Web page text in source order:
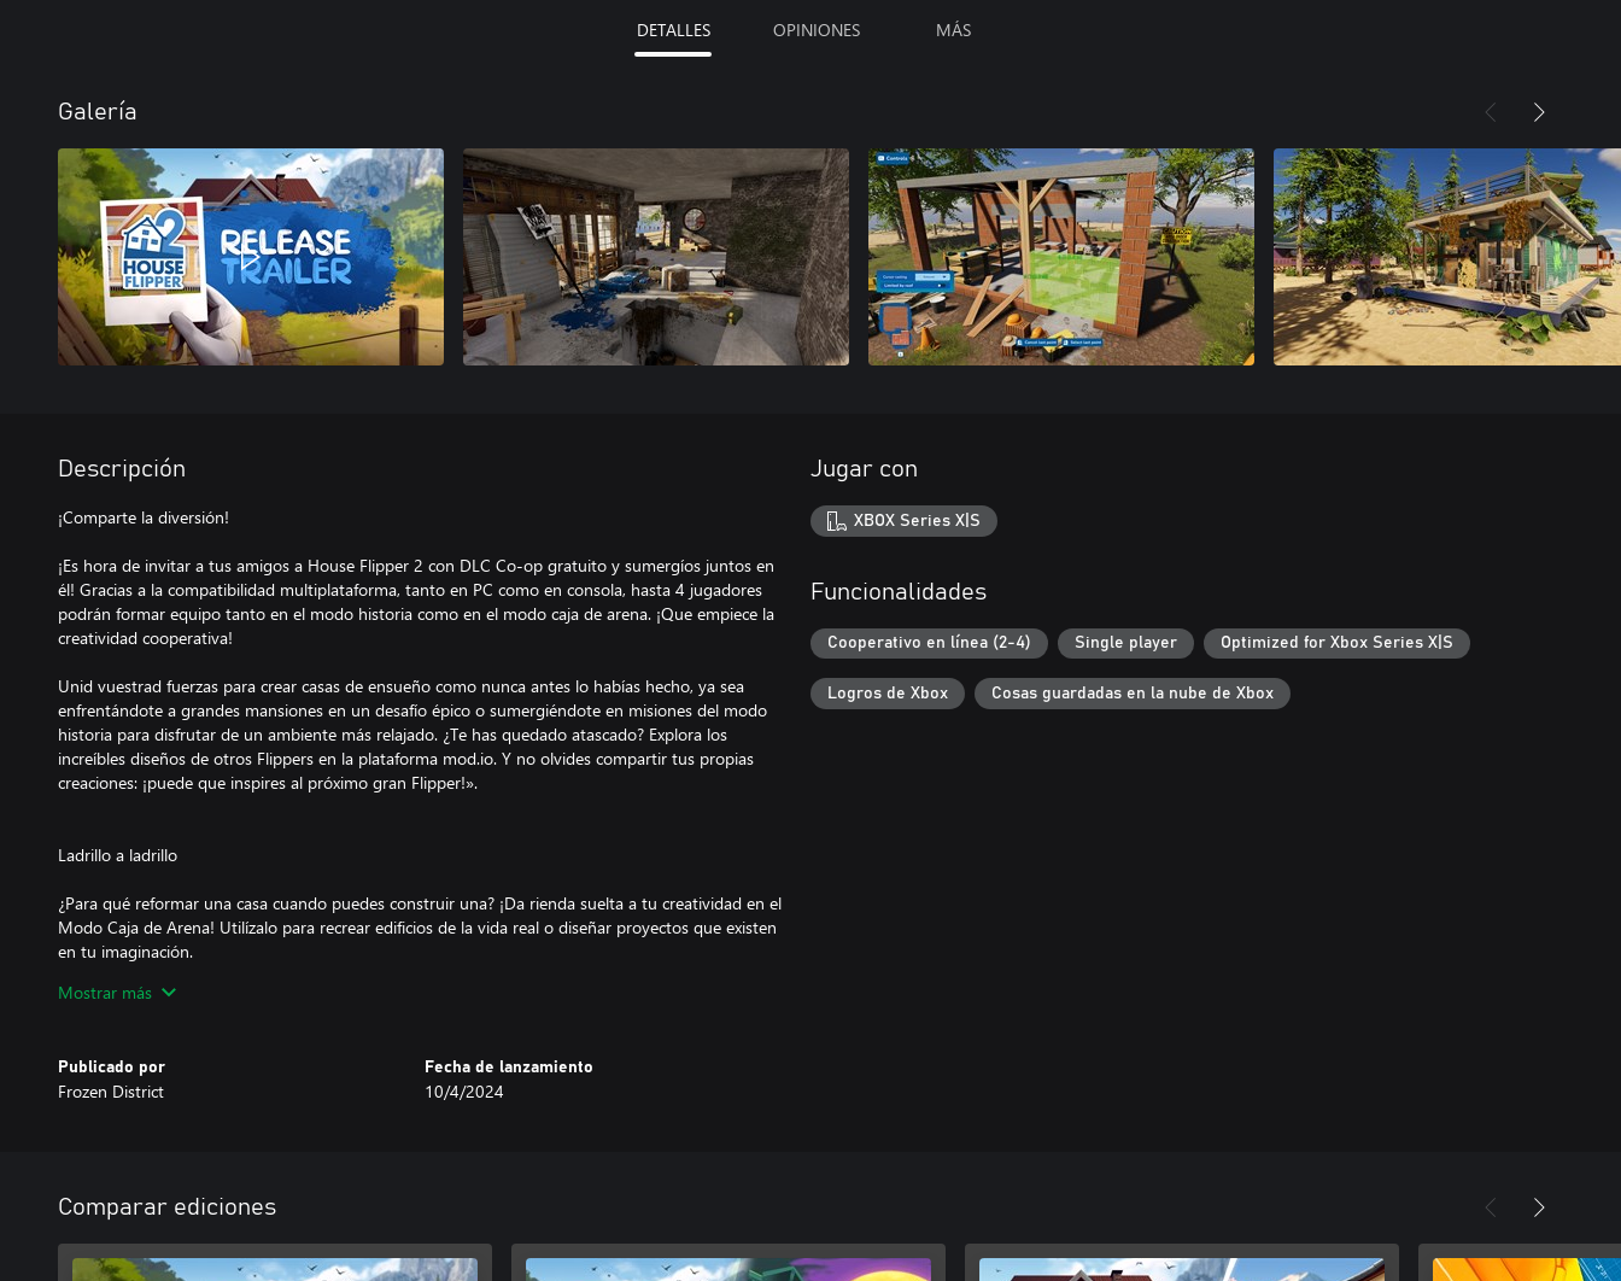
DETALLES OPINIONES MÁS
Galería
Descripción
¡Comparte la diversión!
¡Es hora de invitar a tus amigos a House Flipper 2 con DLC Co-op gratuito y sumergíos juntos en
él! Gracias a la compatibilidad multiplataforma, tanto en PC como en consola, hasta 4 jugadores
podrán formar equipo tanto en el modo historia como en el modo caja de arena. ¡Que empiece la
creatividad cooperativa!
Unid vuestrad fuerzas para crear casas de ensueño como nunca antes lo habías hecho, ya sea
enfrentándote a grandes mansiones en un desafío épico o sumergiéndote en misiones del modo
historia para disfrutar de un ambiente más relajado. ¿Te has quedado atascado? Explora los
increíbles diseños de otros Flippers en la plataforma mod.io. Y no olvides compartir tus propias
creaciones: ¡puede que inspires al próximo gran Flipper!».
Ladrillo a ladrillo
¿Para qué reformar una casa cuando puedes construir una? ¡Da rienda suelta a tu creatividad en el
Modo Caja de Arena! Utilízalo para recrear edificios de la vida real o diseñar proyectos que existen
en tu imaginación.
esfuerzo extra para diseñar la casa de tus sueños.
Érase una vez…
¿Serás capaz de descubrir algunas de las historias que hay entre estos muros?
Tu viejo amigo Tom, que parece conocer a todo el barrio, con gusto compartirá contigo algunos
conocimientos locales.
Mostrar más
Publicado por
Frozen District
Fecha de lanzamiento
10/4/2024
Jugar con
XBOX Series X|S
Funcionalidades
Cooperativo en línea (2-4) Single player Optimized for Xbox Series X|S
Logros de Xbox Cosas guardadas en la nube de Xbox
Comparar ediciones